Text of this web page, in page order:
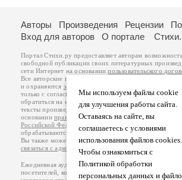
Мы используем файлы cookie
для улучшения работы сайта.
Оставаясь на сайте, вы
соглашаетесь с условиями
использования файлов cookies.
Чтобы ознакомиться с
Политикой обработки
персональных данных и
Авторы Произведения Рецензии
Вход для авторов
О портале
Портал Стихи.ру предоставляет авторам
свободной публикации своих литературных
сети Интернет на основаниипользовательского
Все авторские права на произведения принадлежат
и охраняются законом
. Перепечатка произведений
только с согласия его автора, к которому вы можете
обратиться на его авторской странице.
тексты произведений авторы несут самостоятельно на
основанииправил публикацииизаконодательства
Российской Федерации
обрабатываются на основанииПолитики обработки
Вы также можете посмотреть более подробную
связаться с администрацией
Ежедневная аудитория портала Стихи.ру – порядка
посетителей, которые в общей сумме просматривают